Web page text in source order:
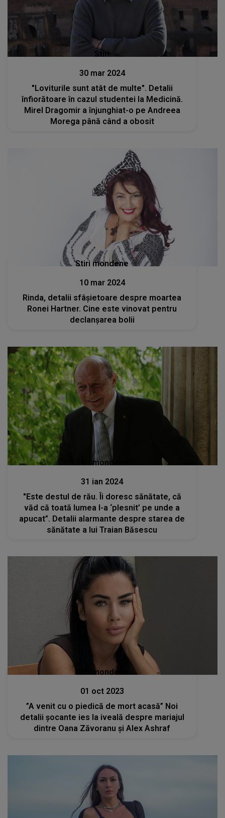
Stiri
30 mar 2024
"Loviturile sunt atât de multe". Detalii
înfiorătoare în cazul studentei la Medicină.
Mirel Dragomir a înjunghiat-o pe Andreea
Morega până când a obosit
Stiri mondene
10 mar 2024
Rinda, detalii sfâşietoare despre moartea
Ronei Hartner. Cine este vinovat pentru
declanșarea bolii
Stiri mondene
31 ian 2024
"Este destul de rău. Îi doresc sănătate, că
văd că toată lumea l-a ‘plesnit’ pe unde a
apucat”. Detalii alarmante despre starea de
sănătate a lui Traian Băsescu
Stiri mondene
01 oct 2023
”A venit cu o piedică de mort acasă” Noi
detalii șocante ies la iveală despre mariajul
dintre Oana Zăvoranu și Alex Ashraf